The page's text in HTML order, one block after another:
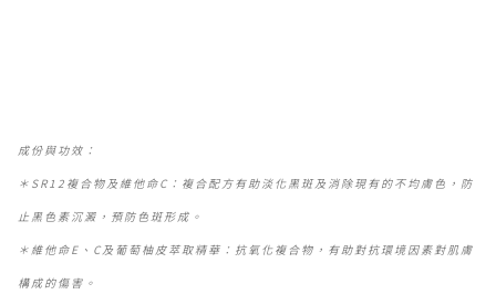
成份與功效：
＊SR12複合物及維他命C：複合配方有助淡化黑斑及消除現有的不均膚色，防
止黑色素沉澱，預防色斑形成。
＊維他命E、C及葡萄柚皮萃取精華：抗氧化複合物，有助對抗環境因素對肌膚
構成的傷害。